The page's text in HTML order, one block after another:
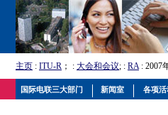
主页 : ITU-R ； : 大会和会议; : RA: 2007
国际电联三大部门 新闻室 各项活